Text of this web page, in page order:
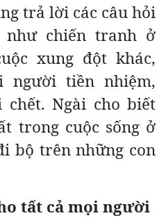
trả lời các câu hỏi
chiến tranh ở
xung đột khác,
người tiền nhiệm,
chết. Ngài cho biết
trong cuộc sống ở
bộ trên những con
tất cả mọi người